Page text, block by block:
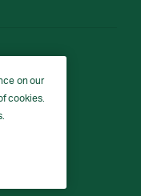
on our
cookies.